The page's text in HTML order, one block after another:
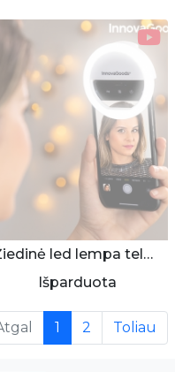
Žiedinė led lempa telefonui
Išparduota
1 (current)
2 Toliau